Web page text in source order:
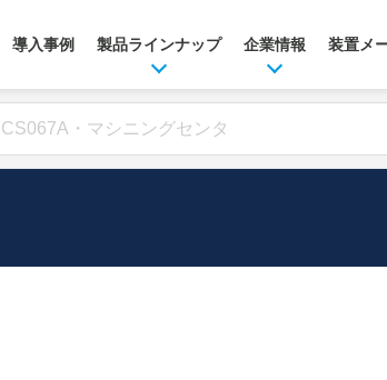
導入事例 製品ラインナップ 企業情報 装置メ